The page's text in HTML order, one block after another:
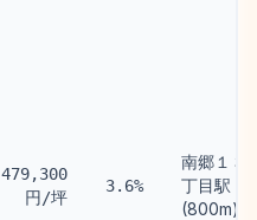
479,300
円/坪
3.6%
南郷１３
丁目駅
(800m)